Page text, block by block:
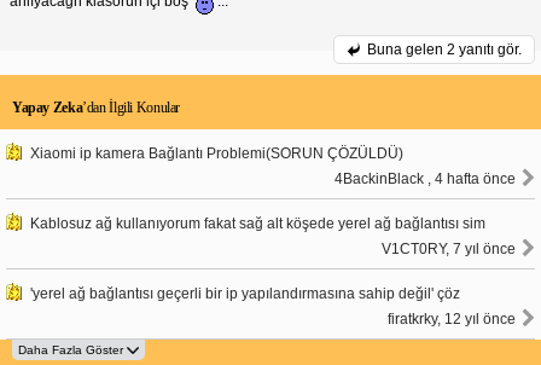
Buna gelen 2 yanıtı gör.
Yapay Zeka’dan İlgili Konular
Xiaomi ip kamera Bağlantı Problemi(SORUN ÇÖZÜLDÜ)
4BackinBlack , 4 hafta önce
Kablosuz ağ kullanıyorum fakat sağ alt köşede yerel ağ bağlantısı sim
V1CT0RY, 7 yıl önce
'yerel ağ bağlantısı geçerli bir ip yapılandırmasına sahip değil' çöz
firatkrky, 12 yıl önce